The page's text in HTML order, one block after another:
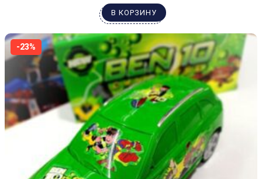
В КОРЗИНУ
-23%